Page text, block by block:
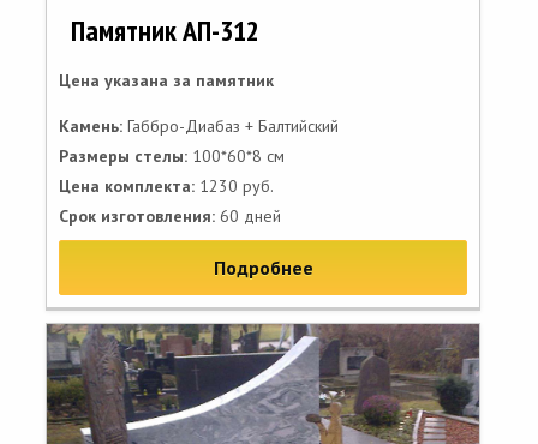
Памятник АП-312
Цена указана за памятник
Камень: Габбро-Диабаз + Балтийский
Размеры стелы: 100*60*8 см
Цена комплекта: 1230 руб.
Срок изготовления: 60 дней
Подробнее